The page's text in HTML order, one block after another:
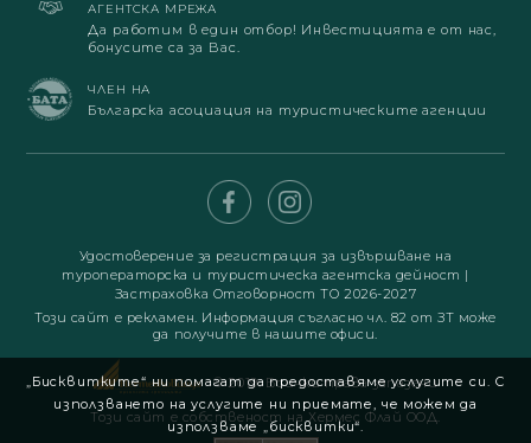
АГЕНТСКА МРЕЖА
Да работим в един отбор! Инвестицията е от нас,
бонусите са за Вас.
ЧЛЕН НА
Българска асоциация на туристическите агенции
Удостоверение за регистрация за извършване на
туроператорска и туристическа агентска дейност |
Застраховка Отговорност ТО 2026-2027
Този сайт е рекламен. Информация съгласно чл. 82 от ЗТ може
да получите в нашите офиси.
© 2019. Всички права запазени
Този сайт е собственост на Хермес Флай ООД.
„Бисквитките“ ни помагат да предоставяме услугите си. С
използването на услугите ни приемате, че можем да
използваме „бисквитки“.